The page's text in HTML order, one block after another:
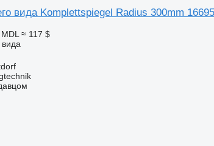
вида Komplettspiegel Radius 300mm
≈ 117 $